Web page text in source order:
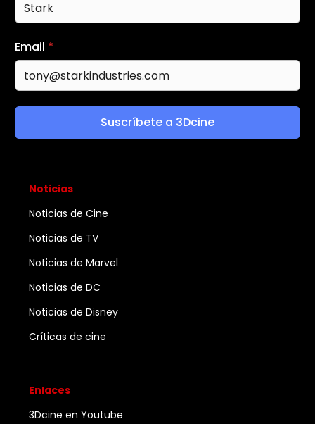
Email *
Suscríbete a 3Dcine
Noticias
Noticias de Cine
Noticias de TV
Noticias de Marvel
Noticias de DC
Noticias de Disney
Críticas de cine
Enlaces
3Dcine en Youtube